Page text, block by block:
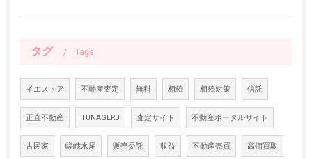
タグ Tags
イエストア 不動産査定 無料 相続 相続対策 信託
正直不動産 TUNAGERU 査定サイト 不動産ポータルサイト
古民家 嵯峨水尾 販売委託 収益 不動産売買 高価買取